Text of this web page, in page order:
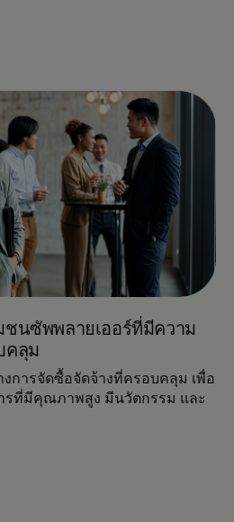
new tab
ชนซัพพลายเออร์ที่มีความ
คลุม
การจัดซื้อจัดจ้างที่ครอบคลุม เพื่อ
ที่มีคุณภาพสูง มีนวัตกรรม และ